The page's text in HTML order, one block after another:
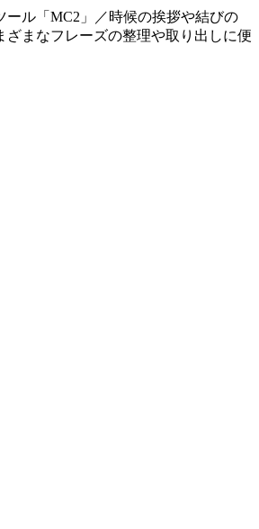
ール「MC2」／時候の挨拶や結びの
ざまなフレーズの整理や取り出しに便